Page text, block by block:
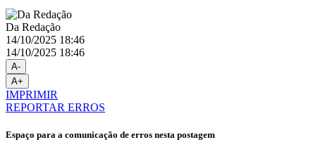
Da Redação
14/10/2025 18:46
14/10/2025 18:46
A-
A+
IMPRIMIR
REPORTAR ERROS
Espaço para a comunicação de erros nesta postagem